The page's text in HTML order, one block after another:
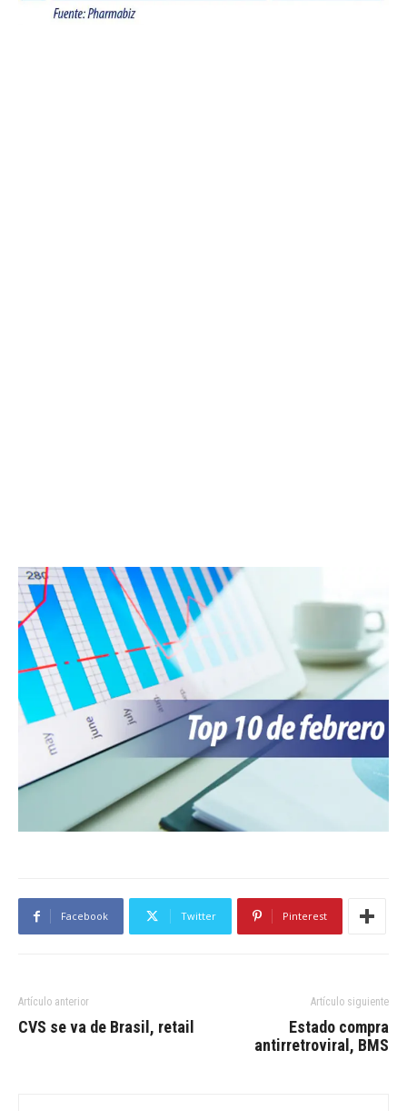
Facebook Twitter Pinterest
Artículo anterior
CVS se va de Brasil, retail
Artículo siguiente
Estado compra
antirretroviral, BMS